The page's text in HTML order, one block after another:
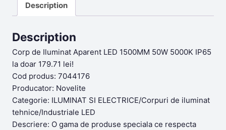
Description
Description
Corp de Iluminat Aparent LED 1500MM 50W 5000K IP65
la doar 179.71 lei!
Cod produs: 7044176
Producator: Novelite
Categorie: ILUMINAT SI ELECTRICE/Corpuri de iluminat
tehnice/Industriale LED
Descriere: O gama de produse speciala ce respecta